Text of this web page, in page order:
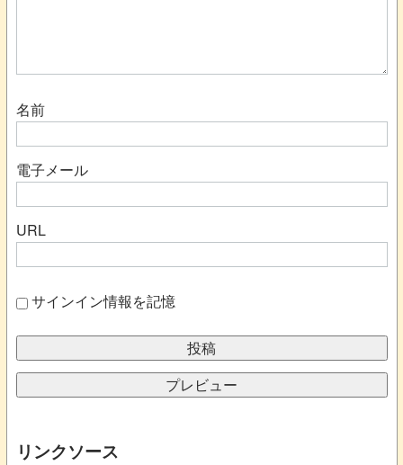
名前
電子メール
URL
サインイン情報を記憶
リンクソース